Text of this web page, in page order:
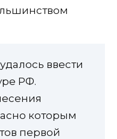
ввести
РФ.
которым
первой